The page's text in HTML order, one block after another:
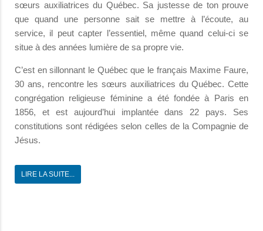
sœurs auxiliatrices du Québec. Sa justesse de ton prouve
que quand une personne sait se mettre à l’écoute, au
service, il peut capter l’essentiel, même quand celui-ci se
situe à des années lumière de sa propre vie.
C’est en sillonnant le Québec que le français Maxime Faure,
30 ans, rencontre les sœurs auxiliatrices du Québec. Cette
congrégation religieuse féminine a été fondée à Paris en
1856, et est aujourd’hui implantée dans 22 pays. Ses
constitutions sont rédigées selon celles de la Compagnie de
Jésus.
LIRE LA SUITE...